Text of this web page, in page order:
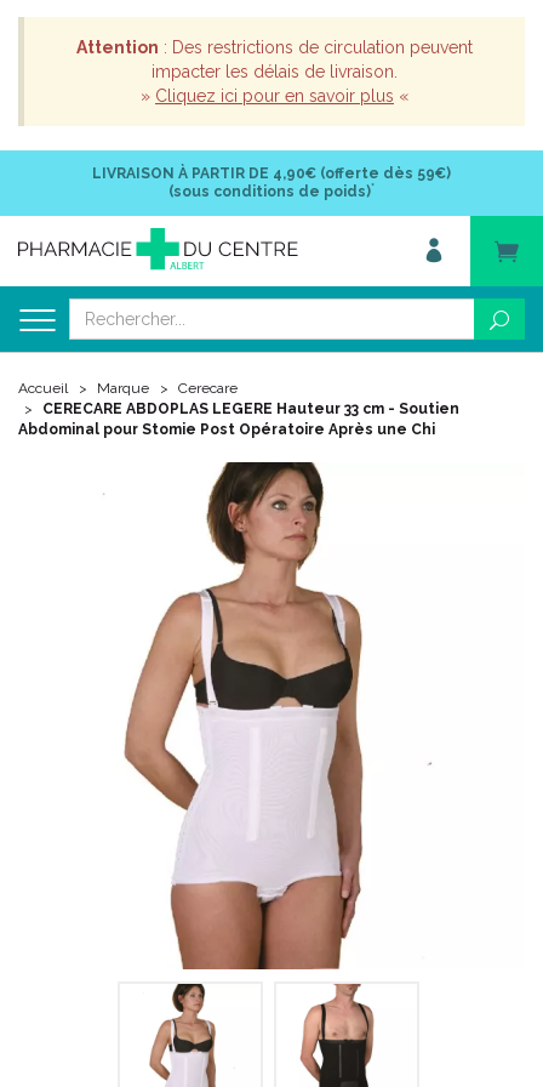
Attention : Des restrictions de circulation peuvent
impacter les délais de livraison.
» Cliquez ici pour en savoir plus «
LIVRAISON À PARTIR DE 4,90€ (offerte dès 59€)
(sous conditions de poids)*
Accueil Marque
Cerecare
CERECARE ABDOPLAS LEGERE Hauteur 33 cm - Soutien
Abdominal pour Stomie Post Opératoire Après une Chi